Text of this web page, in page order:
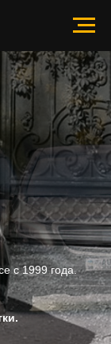
c 1999 года.